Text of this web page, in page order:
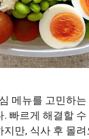
메뉴를 고민하
빠르게 해결할
지만, 식사 후 몰